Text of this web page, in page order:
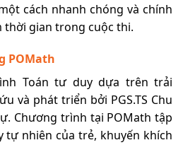
cách nhanh chóng và chính
thời gian trong cuộc thi.
POMath
Toán tư duy dựa trên trải
và phát triển bởi PGS.TS Chu
Chương trình tại POMath tập
nhiên của trẻ, khuyến khích